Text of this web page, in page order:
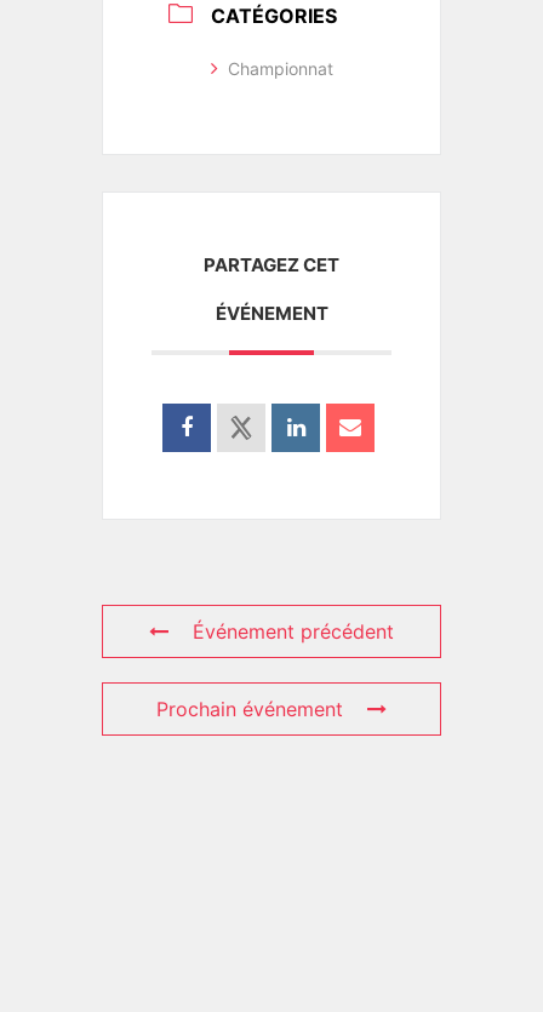
CATÉGORIES
Championnat
PARTAGEZ CET
ÉVÉNEMENT
Événement précédent
Prochain événement